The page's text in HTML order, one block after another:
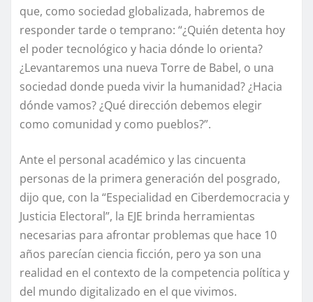
que, como sociedad globalizada, habremos de
responder tarde o temprano: “¿Quién detenta hoy
el poder tecnológico y hacia dónde lo orienta?
¿Levantaremos una nueva Torre de Babel, o una
sociedad donde pueda vivir la humanidad? ¿Hacia
dónde vamos? ¿Qué dirección debemos elegir
como comunidad y como pueblos?”.
Ante el personal académico y las cincuenta
personas de la primera generación del posgrado,
dijo que, con la “Especialidad en Ciberdemocracia y
Justicia Electoral”, la EJE brinda herramientas
necesarias para afrontar problemas que hace 10
años parecían ciencia ficción, pero ya son una
realidad en el contexto de la competencia política y
del mundo digitalizado en el que vivimos.